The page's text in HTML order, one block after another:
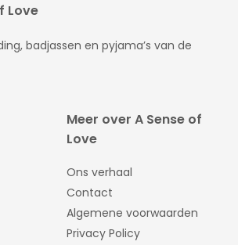
Love
badjassen en pyjama’s van de
Meer over A Sense of
Love
Ons verhaal
Contact
Algemene voorwaarden
Privacy Policy